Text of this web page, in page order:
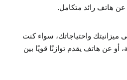
هاتف رائد متكامل.
ميزانيتك واحتياجاتك، سواء كنت
عن هاتف يقدم توازنًا قويًا بين